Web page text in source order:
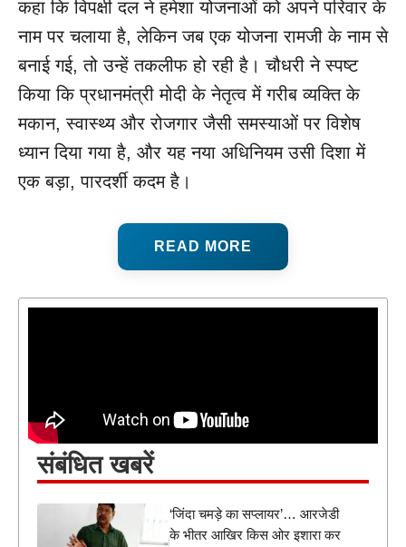
कहा कि विपक्षी दल ने हमेशा योजनाओं को अपने परिवार के
नाम पर चलाया है, लेकिन जब एक योजना रामजी के नाम से
बनाई गई, तो उन्हें तकलीफ हो रही है। चौधरी ने स्पष्ट
किया कि प्रधानमंत्री मोदी के नेतृत्व में गरीब व्यक्ति के
मकान, स्वास्थ्य और रोजगार जैसी समस्याओं पर विशेष
ध्यान दिया गया है, और यह नया अधिनियम उसी दिशा में
एक बड़ा, पारदर्शी कदम है।
READ MORE
संबंधित खबरें
‘जिंदा चमड़े का सप्लायर’… आरजेडी
के भीतर आखिर किस ओर इशारा कर